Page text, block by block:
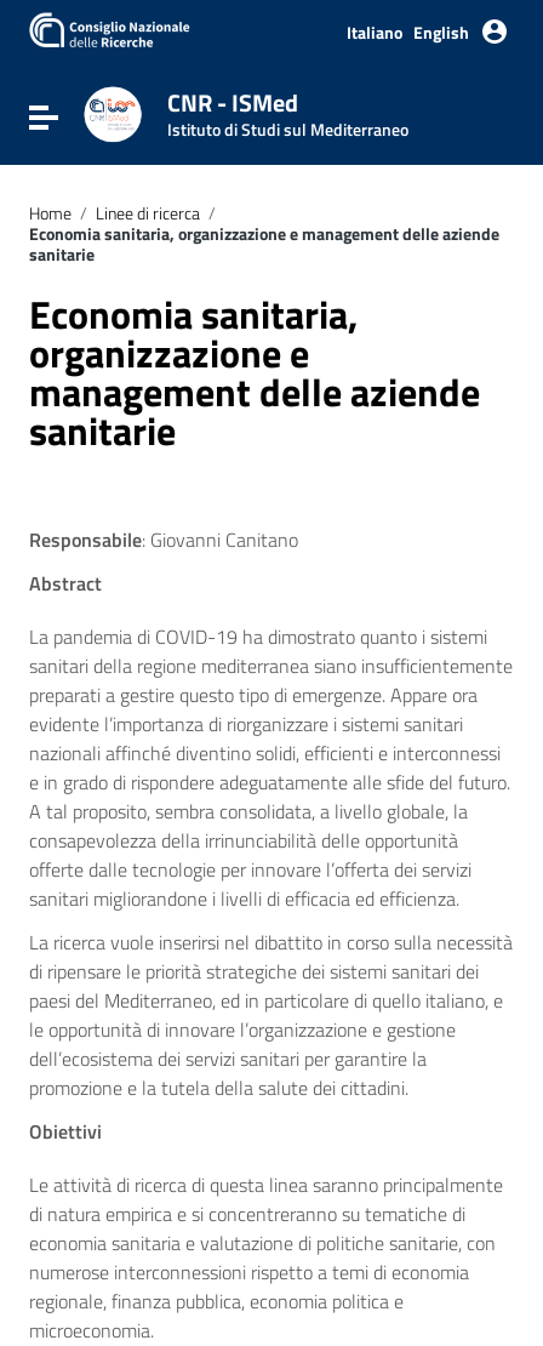
Vai ai contenuti
Vai al menu di navigazione
Vai al footer
Italiano English
Attiva / disattiva la navigazione
CNR - ISMed
Istituto di Studi sul Mediterraneo
Home / Linee di ricerca /
Economia sanitaria, organizzazione e management delle aziende
sanitarie
Economia sanitaria,
organizzazione e
management delle aziende
sanitarie
Responsabile: Giovanni Canitano
Abstract
La pandemia di COVID-19 ha dimostrato quanto i sistemi
sanitari della regione mediterranea siano insufficientemente
preparati a gestire questo tipo di emergenze. Appare ora
evidente l’importanza di riorganizzare i sistemi sanitari
nazionali affinché diventino solidi, efficienti e interconnessi
e in grado di rispondere adeguatamente alle sfide del futuro.
A tal proposito, sembra consolidata, a livello globale, la
consapevolezza della irrinunciabilità delle opportunità
offerte dalle tecnologie per innovare l’offerta dei servizi
sanitari migliorandone i livelli di efficacia ed efficienza.
La ricerca vuole inserirsi nel dibattito in corso sulla necessità
di ripensare le priorità strategiche dei sistemi sanitari dei
paesi del Mediterraneo, ed in particolare di quello italiano, e
le opportunità di innovare l’organizzazione e gestione
dell’ecosistema dei servizi sanitari per garantire la
promozione e la tutela della salute dei cittadini.
Obiettivi
Le attività di ricerca di questa linea saranno principalmente
di natura empirica e si concentreranno su tematiche di
economia sanitaria e valutazione di politiche sanitarie, con
numerose interconnessioni rispetto a temi di economia
regionale, finanza pubblica, economia politica e
microeconomia.